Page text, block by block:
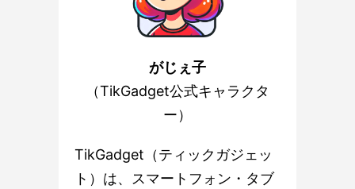
がじぇ子
（TikGadget公式キャラクタ
ー）
TikGadget（ティックガジェッ
ト）は、スマートフォン・タブ